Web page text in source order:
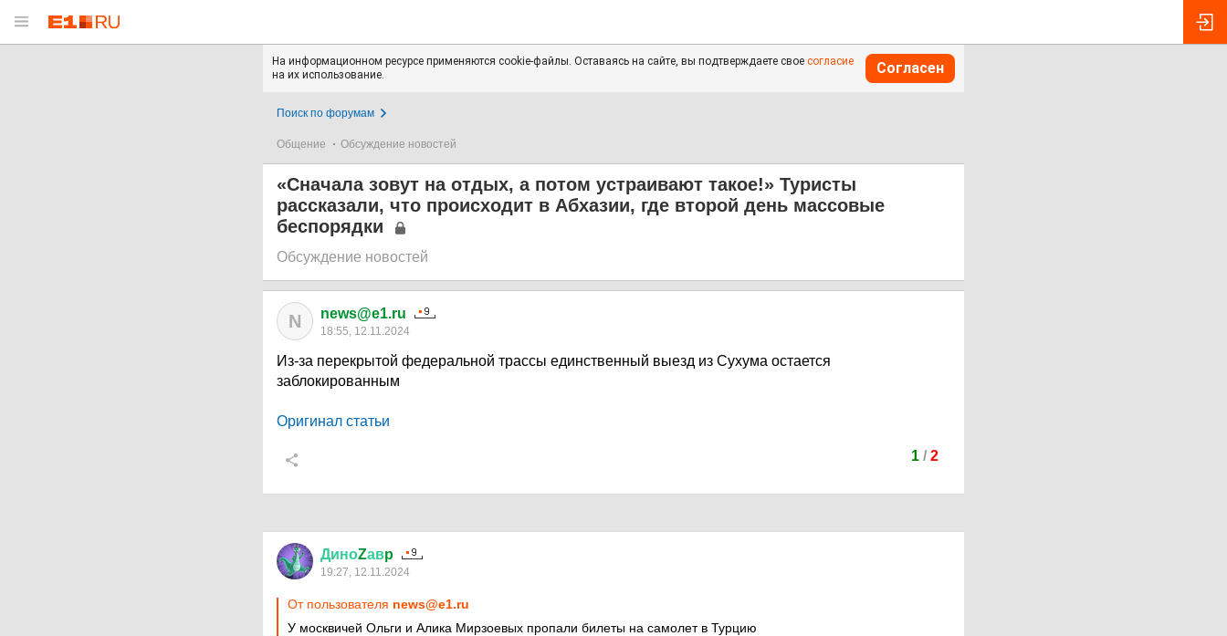
На информационном ресурсе применяются cookie-файлы. Оставаясь на сайте, вы подтверждаете свое согласие
на их использование.
Согласен
Поиск по форумам
Общение Обсуждение новостей
«Сначала зовут на отдых, а потом устраивают такое!» Туристы
рассказали, что происходит в Абхазии, где второй день массовые
беспорядки
Обсуждение новостей
N news@e1.ru
18:55, 12.11.2024
Из-за перекрытой федеральной трассы единственный выезд из Сухума остается
заблокированным
Оригинал статьи
1/ 2
ДиноZавp
19:27, 12.11.2024
От пользователя news@e1.ru
У москвичей Ольги и Алика Мирзоевых пропали билеты на самолет в Турцию